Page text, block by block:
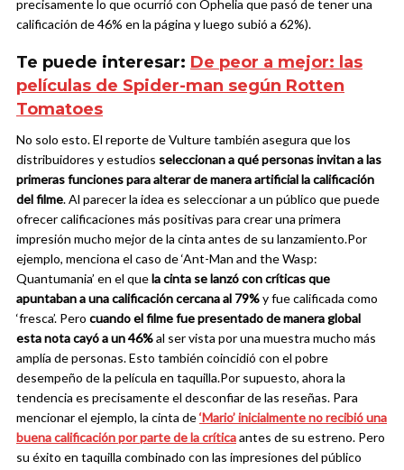
precisamente lo que ocurrió con Ophelia que pasó de tener una
calificación de 46% en la página y luego subió a 62%).
Te puede interesar: De peor a mejor: las
películas de Spider-man según Rotten
Tomatoes
No solo esto. El reporte de Vulture también asegura que los
distribuidores y estudios seleccionan a qué personas invitan a las
primeras funciones para alterar de manera artificial la calificación
del filme. Al parecer la idea es seleccionar a un público que puede
ofrecer calificaciones más positivas para crear una primera
impresión mucho mejor de la cinta antes de su lanzamiento.Por
ejemplo, menciona el caso de ‘Ant-Man and the Wasp:
Quantumania’ en el quela cinta se lanzó con críticas que
apuntaban a una calificación cercana al 79%y fue calificada como
‘fresca’. Pero cuando el filme fue presentado de manera global
esta nota cayó a un 46%al ser vista por una muestra mucho más
amplía de personas. Esto también coincidió con el pobre
desempeño de la película en taquilla.Por supuesto, ahora la
tendencia es precisamente el desconfiar de las reseñas. Para
mencionar el ejemplo, la cinta de‘Mario’ inicialmente no recibió una
buena calificación por parte de la críticaantes de su estreno. Pero
su éxito en taquilla combinado con las impresiones del público